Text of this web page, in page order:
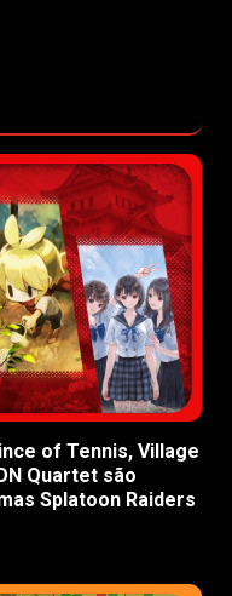
of Tennis, Village
Quartet são
Splatoon Raiders